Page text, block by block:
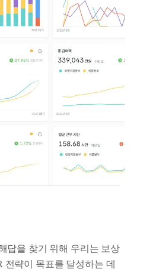
답을 찾기 위해 우리는 보상
략이 목표를 달성하는 데